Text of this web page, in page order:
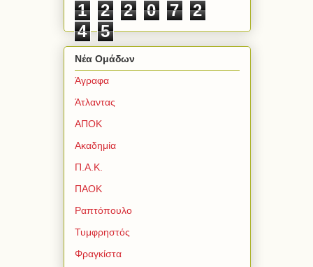
1 2 2 0 7
2
4
5
Νέα Ομάδων
Άγραφα
Άτλαντας
ΑΠΟΚ
Ακαδημία
Π.Α.Κ.
ΠΑΟΚ
Ραπτόπουλο
Τυμφρηστός
Φραγκίστα